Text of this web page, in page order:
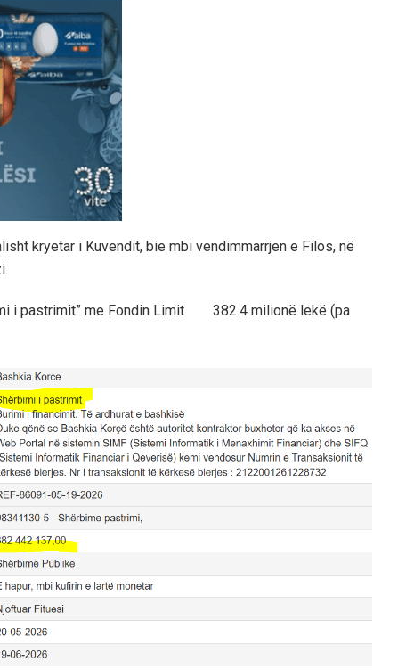
kryetar i Kuvendit, bie mbi vendimmarrjen e Filos, në
i pastrimit” me Fondin Limit 382.4 milionë lekë (pa